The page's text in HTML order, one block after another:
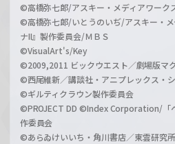
©高橋弥七郎/アスキー・メディアワーク
©高橋弥七郎/いとうのいぢ/アスキー・
ナII』製作委員会/ＭＢＳ
©VisualArt's/Key
©2009,2011 ビックウエスト／劇場版マ
©西尾維新／講談社・アニプレックス・
©ギルティクラウン製作委員会
©PROJECT DD ©Index Corporation/「
作委員会
©あらゐけいいち・角川書店／東雲研究所